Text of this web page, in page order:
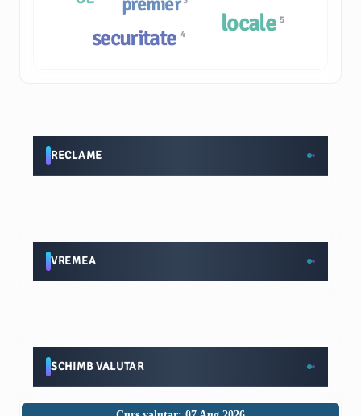
securitate 4 locale 5
RECLAME
VREMEA
SCHIMB VALUTAR